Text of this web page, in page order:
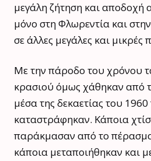
μεγάλη ζήτηση και αποδοχή
μόνο στη Φλωρεντία και
σε άλλες μεγάλες και μικρές
Με την πάροδο του χρόνου
κρασιού όμως χάθηκαν από
μέσα της δεκαετίας του
καταστράφηκαν. Κάποια
παράκμασαν από το
κάποια μεταποιήθηκαν και